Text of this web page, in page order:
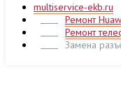
multiservice-ekb.ru
Ремонт
Ремонт
Замена